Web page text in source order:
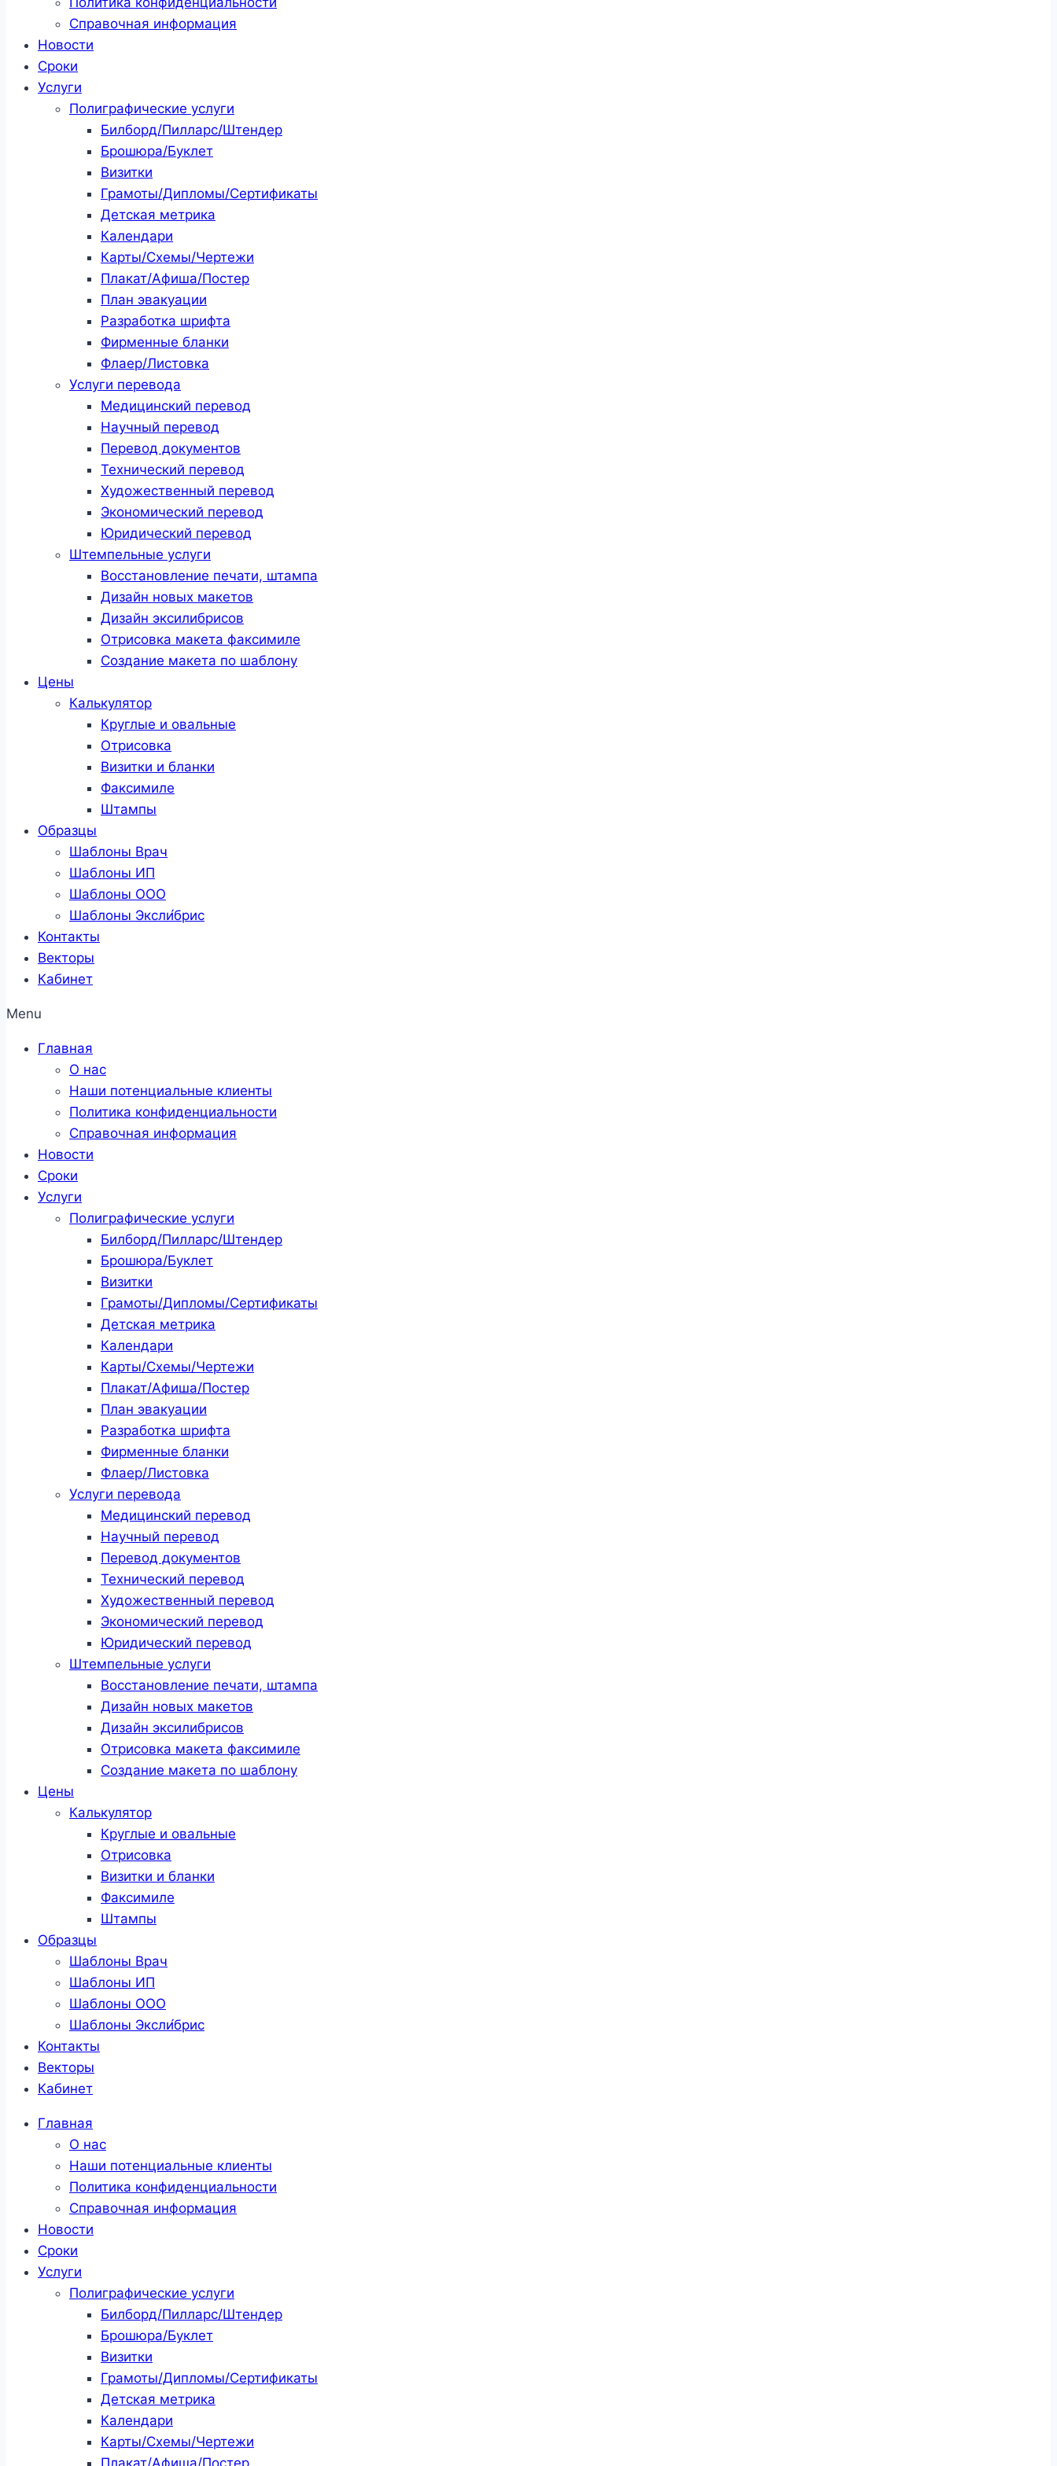
Справочная информация
Новости
Сроки
Услуги
Полиграфические услуги
Билборд/Пилларс/Штендер
Брошюра/Буклет
Визитки
Грамоты/Дипломы/Сертификаты
Детская метрика
Календари
Карты/Схемы/Чертежи
Плакат/Афиша/Постер
План эвакуации
Разработка шрифта
Фирменные бланки
Флаер/Листовка
Услуги перевода
Медицинский перевод
Научный перевод
Перевод документов
Технический перевод
Художественный перевод
Экономический перевод
Юридический перевод
Штемпельные услуги
Восстановление печати, штампа
Дизайн новых макетов
Дизайн эксилибрисов
Отрисовка макета факсимиле
Создание макета по шаблону
Цены
Калькулятор
Круглые и овальные
Отрисовка
Визитки и бланки
Факсимиле
Штампы
Образцы
Шаблоны Врач
Шаблоны ИП
Шаблоны ООО
Шаблоны Эксли́брис
Контакты
Векторы
Кабинет
Menu
Главная
О нас
Наши потенциальные клиенты
Политика конфиденциальности
Справочная информация
Новости
Сроки
Услуги
Полиграфические услуги
Билборд/Пилларс/Штендер
Брошюра/Буклет
Визитки
Грамоты/Дипломы/Сертификаты
Детская метрика
Календари
Карты/Схемы/Чертежи
Плакат/Афиша/Постер
План эвакуации
Разработка шрифта
Фирменные бланки
Флаер/Листовка
Услуги перевода
Медицинский перевод
Научный перевод
Перевод документов
Технический перевод
Художественный перевод
Экономический перевод
Юридический перевод
Штемпельные услуги
Восстановление печати, штампа
Дизайн новых макетов
Дизайн эксилибрисов
Отрисовка макета факсимиле
Создание макета по шаблону
Цены
Калькулятор
Круглые и овальные
Отрисовка
Визитки и бланки
Факсимиле
Штампы
Образцы
Шаблоны Врач
Шаблоны ИП
Шаблоны ООО
Шаблоны Эксли́брис
Контакты
Векторы
Кабинет
Главная
О нас
Наши потенциальные клиенты
Политика конфиденциальности
Справочная информация
Новости
Сроки
Услуги
Полиграфические услуги
Билборд/Пилларс/Штендер
Брошюра/Буклет
Визитки
Грамоты/Дипломы/Сертификаты
Детская метрика
Календари
Карты/Схемы/Чертежи
Плакат/Афиша/Постер